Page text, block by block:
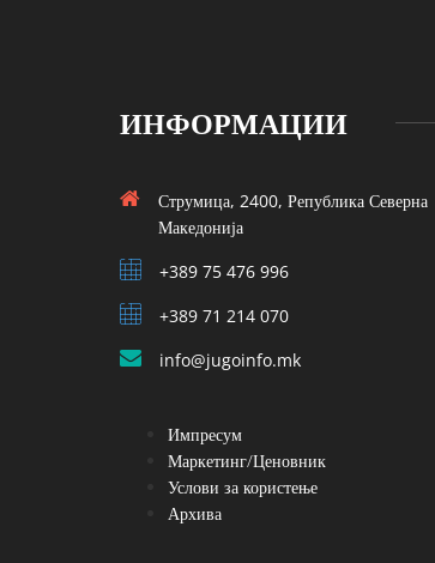
ИНФОРМАЦИИ
Струмица, 2400, Република Северна
Македонија
+389 75 476 996
+389 71 214 070
info@jugoinfo.mk
Импресум
Маркетинг/Ценовник
Услови за користење
Архива